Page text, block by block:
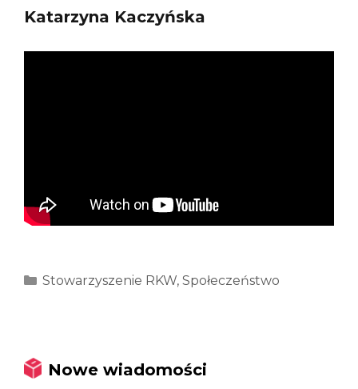
Katarzyna Kaczyńska
Kategorie
Stowarzyszenie RKW, Społeczeństwo
Nowe wiadomości